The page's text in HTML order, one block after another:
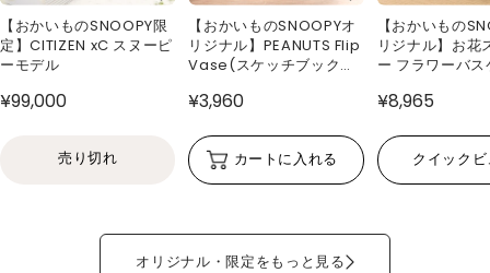
【おかいものSNOOPY限
定】CITIZEN xC スヌーピ
ーモデル
¥99,000
売り切れ
【おかいものSNOOPYオ
リジナル】PEANUTS Flip
Vase(スケッチブック型
¥3,960
カートに入れる
【おかいもの
リジナル】お花
ー フラワーバ
¥8,965
クイック
オリジナル・限定をもっと見る